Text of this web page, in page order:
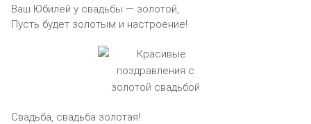
Ваш Юбилей у свадьбы — золотой,
Пусть будет золотым и настроение!
Свадьба, свадьба золотая!